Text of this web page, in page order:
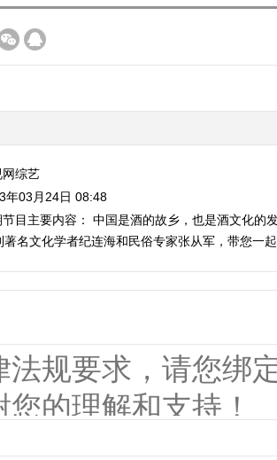
网综艺
年03月24日 08:48
节目主要内容： 中国是酒的故乡，也是酒文化的
著名文化学者纪连海和民俗专家张从军，带您